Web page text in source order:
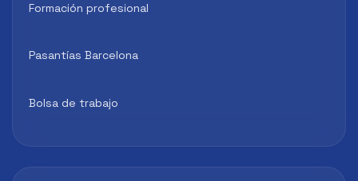
Formación profesional
Pasantías Barcelona
Bolsa de trabajo